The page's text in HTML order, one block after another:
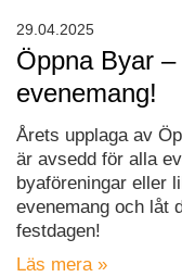
Öppna Byar
evenemang!
Årets upplaga av
är avsedd för alla
byaföreningar eller
evenemang och låt
festdagen!
Läs mera »
29.04.2025